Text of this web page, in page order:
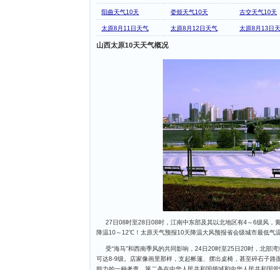
阳曲天气10天 娄烦天气10天 古交天气10天
太原8月11日天气 太原8月12日天气 太原8月13日
山西太原10天天气概况
27日08时至28日08时，江南中东部及其以北地区有4～6级风
降温10～12℃！太原天气预报10天降温大风预报省会级城市最低气
受“海马”和西南季风的共同影响，24日20时至25日20时，北部
可达8-9级。店家像画里那样，支起帐篷、摆出桌椅，甚至碎石子